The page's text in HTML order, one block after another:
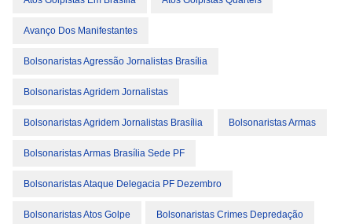
Avanço Dos Manifestantes
Bolsonaristas Agressão Jornalistas Brasília
Bolsonaristas Agridem Jornalistas
Bolsonaristas Agridem Jornalistas Brasília Bolsonaristas Armas
Bolsonaristas Armas Brasília Sede PF
Bolsonaristas Ataque Delegacia PF Dezembro
Bolsonaristas Atos Golpe Bolsonaristas Crimes Depredação